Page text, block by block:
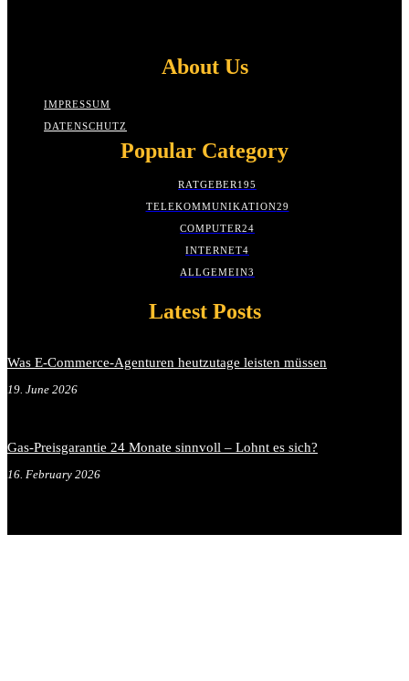
About Us
IMPRESSUM
DATENSCHUTZ
Popular Category
RATGEBER 195
TELEKOMMUNIKATION29
COMPUTER24
INTERNET4
ALLGEMEIN3
Latest Posts
Was E-Commerce-Agenturen heutzutage leisten müssen
19. June 2026
Gas-Preisgarantie 24 Monate sinnvoll – Lohnt es sich?
16. February 2026